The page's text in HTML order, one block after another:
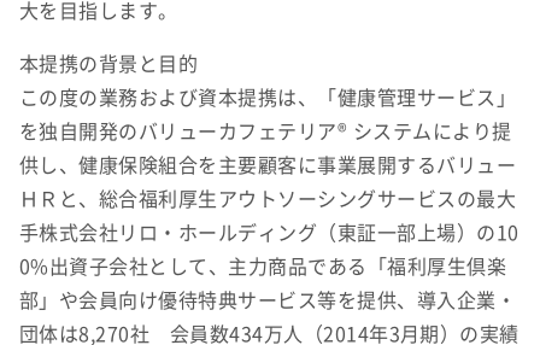
大を目指します。
本提携の背景と目的
この度の業務および資本提携は、「健康管理サービス」
を独自開発のバリューカフェテリア® システムにより提
供し、健康保険組合を主要顧客に事業展開するバリュー
ＨＲと、総合福利厚生アウトソーシングサービスの最大
手株式会社リロ・ホールディング（東証一部上場）の10
0%出資子会社として、主力商品である「福利厚生倶楽
部」や会員向け優待特典サービス等を提供、導入企業・
団体は8,270社 会員数434万人（2014年3月期）の実績